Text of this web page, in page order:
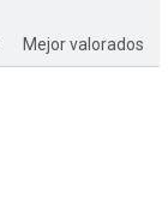
Mejor valorados